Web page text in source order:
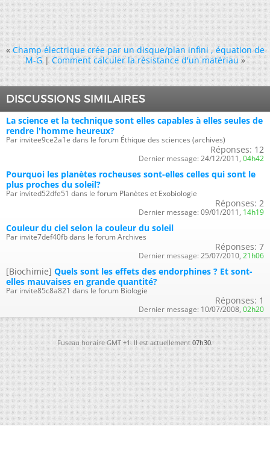
« Champ électrique crée par un disque/plan infini , équation de
M-G|Comment calculer la résistance d'un matériau »
DISCUSSIONS SIMILAIRES
La science et la technique sont elles capables à elles seules de
rendre l'homme heureux?
Par invitee9ce2a1e dans le forum Éthique des sciences (archives)
Réponses: 12
Dernier message: 24/12/2011, 04h42
Pourquoi les planètes rocheuses sont-elles celles qui sont le
plus proches du soleil?
Par invited52dfe51 dans le forum Planètes et Exobiologie
Réponses: 2
Dernier message: 09/01/2011, 14h19
Couleur du ciel selon la couleur du soleil
Par invite7def40fb dans le forum Archives
Réponses: 7
Dernier message: 25/07/2010, 21h06
[Biochimie] Quels sont les effets des endorphines ? Et sont-
elles mauvaises en grande quantité?
Par invite85c8a821 dans le forum Biologie
Réponses: 1
Dernier message: 10/07/2008, 02h20
Fuseau horaire GMT +1. Il est actuellement07h30.